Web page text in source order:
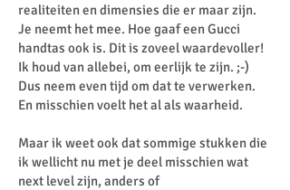
realiteiten en dimensies die er maar zijn.
Je neemt het mee. Hoe gaaf een Gucci
handtas ook is. Dit is zoveel waardevoller!
Ik houd van allebei, om eerlijk te zijn. ;-)
Dus neem even tijd om dat te verwerken.
En misschien voelt het al als waarheid.
Maar ik weet ook dat sommige stukken die
ik wellicht nu met je deel misschien wat
next level zijn, anders of